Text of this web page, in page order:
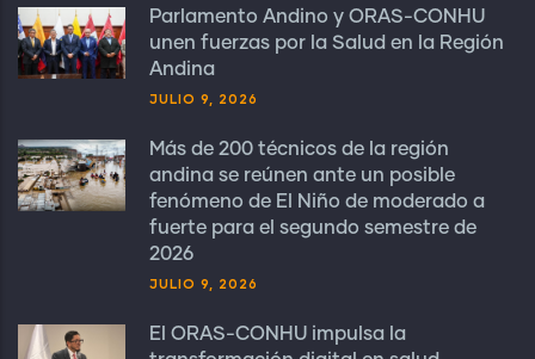
Parlamento Andino y ORAS-CONHU
unen fuerzas por la Salud en la Región
Andina
JULIO 9, 2026
Más de 200 técnicos de la región
andina se reúnen ante un posible
fenómeno de El Niño de moderado a
fuerte para el segundo semestre de
2026
JULIO 9, 2026
El ORAS-CONHU impulsa la